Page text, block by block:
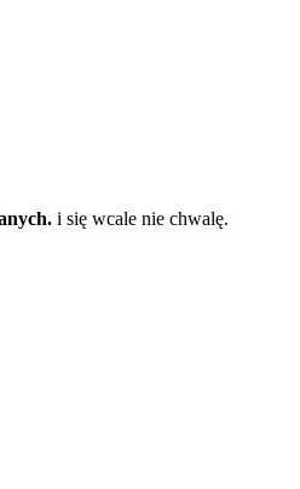
i się wcale nie chwalę.